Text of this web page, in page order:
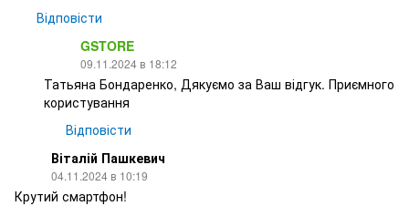
Відповісти
GSTORE
09.11.2024 в 18:12
Татьяна Бондаренко, Дякуємо за Ваш відгук. Приємного
користування
Відповісти
Віталій Пашкевич
04.11.2024 в 10:19
Крутий смартфон!